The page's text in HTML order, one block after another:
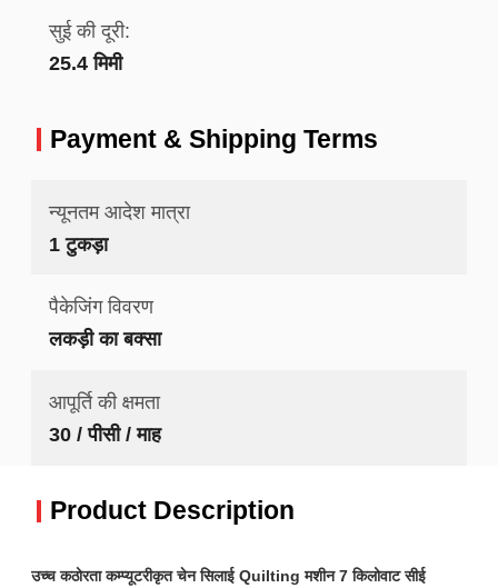
सुई की दूरी:
25.4 मिमी
Payment & Shipping Terms
न्यूनतम आदेश मात्रा
1 टुकड़ा
पैकेजिंग विवरण
लकड़ी का बक्सा
आपूर्ति की क्षमता
30 / पीसी / माह
Product Description
उच्च कठोरता कम्प्यूटरीकृत चेन सिलाई Quilting मशीन 7 किलोवाट सीई